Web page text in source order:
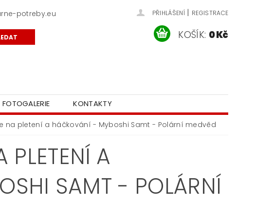
potreby.eu PŘIHLÁŠENÍ | REGISTRACE
KOŠÍK: 0 Kč
FOTOGALERIE KONTAKTY
na pletení a háčkování - Myboshi Samt - Polární medvěd
PLETENÍ A
SAMT - POLÁRNÍ